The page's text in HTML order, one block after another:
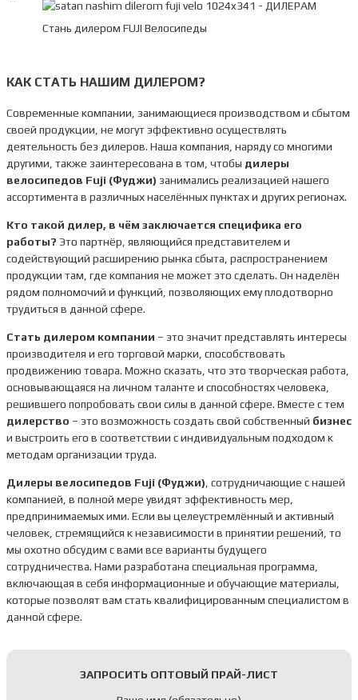
Стань дилером FUJI Велосипеды
КАК СТАТЬ НАШИМ ДИЛЕРОМ?
Современные компании, занимающиеся производством и сбытом
своей продукции, не могут эффективно осуществлять
деятельность без дилеров. Наша компания, наряду со многими
другими, также заинтересована в том, чтобы дилеры
велосипедов Fuji (Фуджи) занимались реализацией нашего
ассортимента в различных населённых пунктах и других регионах.
Кто такой дилер, в чём заключается специфика его
работы? Это партнёр, являющийся представителем и
содействующий расширению рынка сбыта, распространением
продукции там, где компания не может это сделать. Он наделён
рядом полномочий и функций, позволяющих ему плодотворно
трудиться в данной сфере.
Стать дилером компании – это значит представлять интересы
производителя и его торговой марки, способствовать
продвижению товара. Можно сказать, что это творческая работа,
основывающаяся на личном таланте и способностях человека,
решившего попробовать свои силы в данной сфере. Вместе с тем
дилерство – это возможность создать свой собственный бизнес
и выстроить его в соответствии с индивидуальным подходом к
методам организации труда.
Дилеры велосипедов Fuji (Фуджи) , сотрудничающие с нашей
компанией, в полной мере увидят эффективность мер,
предпринимаемых ими. Если вы целеустремлённый и активный
человек, стремящийся к независимости в принятии решений, то
мы охотно обсудим с вами все варианты будущего
сотрудничества. Нами разработана специальная программа,
включающая в себя информационные и обучающие материалы,
которые позволят вам стать квалифицированным специалистом в
данной сфере.
ЗАПРОСИТЬ ОПТОВЫЙ ПРАЙ-ЛИСТ